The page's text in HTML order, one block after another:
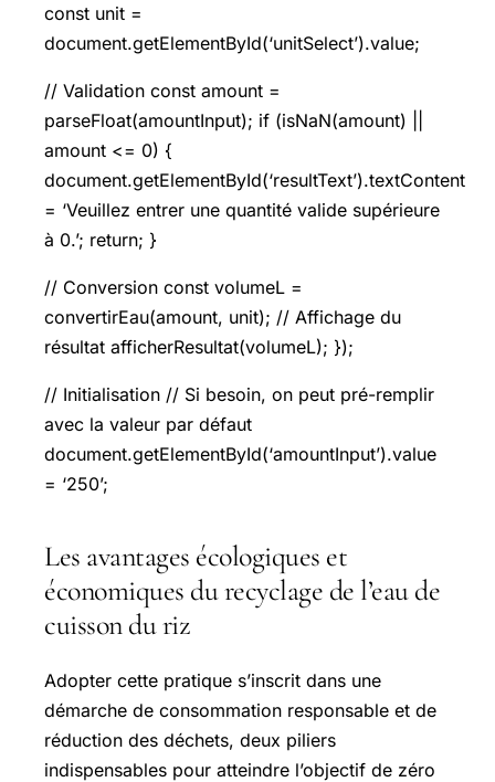
const unit =
document.getElementById(‘unitSelect’).value;
// Validation const amount =
parseFloat(amountInput); if (isNaN(amount) ||
amount <= 0) {
document.getElementById(‘resultText’).textContent
= ‘Veuillez entrer une quantité valide supérieure
à 0.’; return; }
// Conversion const volumeL =
convertirEau(amount, unit); // Affichage du
résultat afficherResultat(volumeL); });
// Initialisation // Si besoin, on peut pré-remplir
avec la valeur par défaut
document.getElementById(‘amountInput’).value
= ‘250’;
Les avantages écologiques et
économiques du recyclage de l’eau de
cuisson du riz
Adopter cette pratique s’inscrit dans une
démarche de consommation responsable et de
réduction des déchets, deux piliers
indispensables pour atteindre l’objectif de zéro